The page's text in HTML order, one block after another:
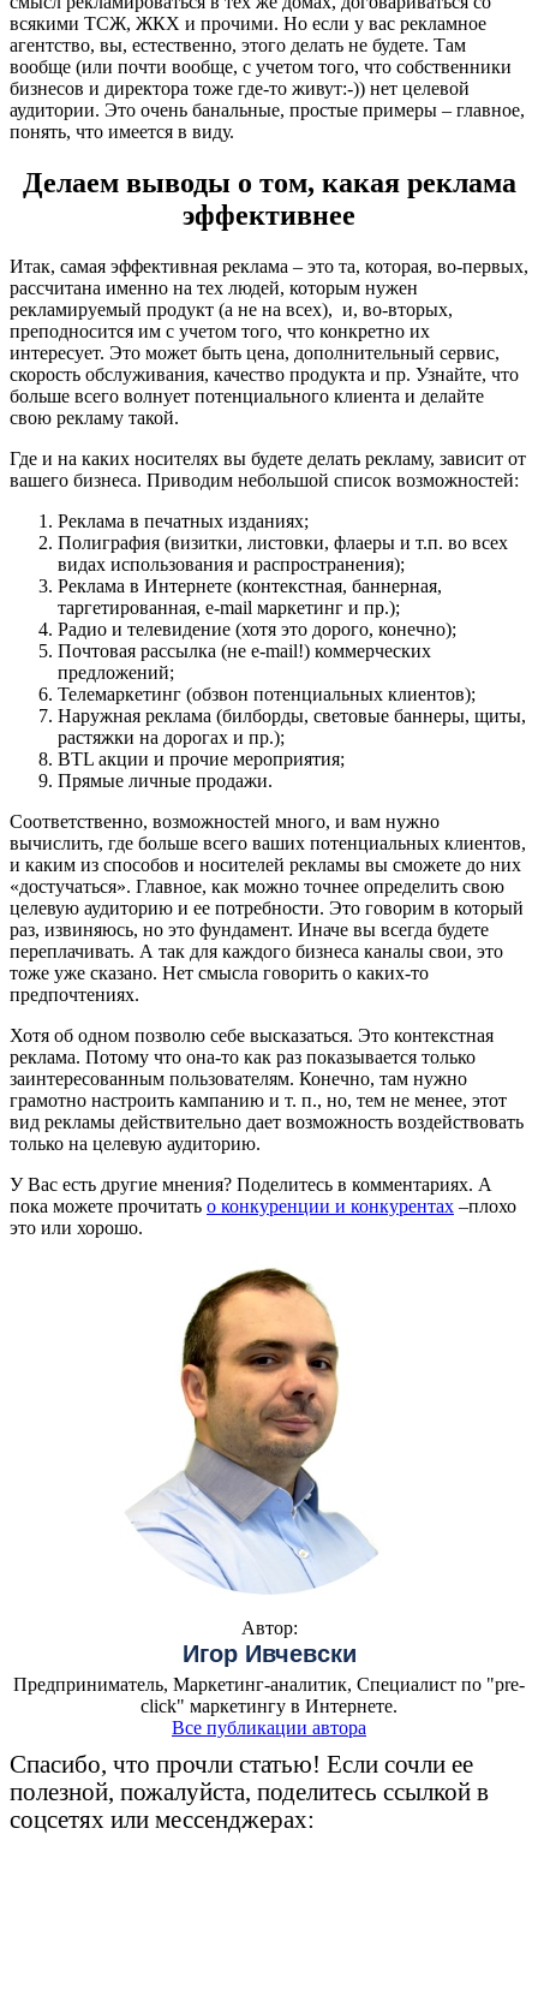
всякими ТСЖ, ЖКХ и прочими. Но если у вас рекламное
агентство, вы, естественно, этого делать не будете. Там
вообще (или почти вообще, с учетом того, что собственники
бизнесов и директора тоже где-то живут:-)) нет целевой
аудитории. Это очень банальные, простые примеры – главное,
понять, что имеется в виду.
Делаем выводы о том, какая реклама
эффективнее
Итак, самая эффективная реклама – это та, которая, во-первых,
рассчитана именно на тех людей, которым нужен
рекламируемый продукт (а не на всех), и, во-вторых,
преподносится им с учетом того, что конкретно их
интересует. Это может быть цена, дополнительный сервис,
скорость обслуживания, качество продукта и пр. Узнайте, что
больше всего волнует потенциального клиента и делайте
свою рекламу такой.
Где и на каких носителях вы будете делать рекламу, зависит от
вашего бизнеса. Приводим небольшой список возможностей:
Реклама в печатных изданиях;
Полиграфия (визитки, листовки, флаеры и т.п. во всех
видах использования и распространения);
Реклама в Интернете (контекстная, баннерная,
таргетированная, e-mail маркетинг и пр.);
Радио и телевидение (хотя это дорого, конечно);
Почтовая рассылка (не e-mail!) коммерческих
предложений;
Телемаркетинг (обзвон потенциальных клиентов);
Наружная реклама (билборды, световые баннеры, щиты,
растяжки на дорогах и пр.);
BTL акции и прочие мероприятия;
Прямые личные продажи.
Соответственно, возможностей много, и вам нужно
вычислить, где больше всего ваших потенциальных клиентов,
и каким из способов и носителей рекламы вы сможете до них
«достучаться». Главное, как можно точнее определить свою
целевую аудиторию и ее потребности. Это говорим в который
раз, извиняюсь, но это фундамент. Иначе вы всегда будете
переплачивать. А так для каждого бизнеса каналы свои, это
тоже уже сказано. Нет смысла говорить о каких-то
предпочтениях.
Хотя об одном позволю себе высказаться. Это контекстная
реклама. Потому что она-то как раз показывается только
заинтересованным пользователям. Конечно, там нужно
грамотно настроить кампанию и т. п., но, тем не менее, этот
вид рекламы действительно дает возможность воздействовать
только на целевую аудиторию.
У Вас есть другие мнения? Поделитесь в комментариях. А
пока можете прочитать о конкуренции и конкурентах –плохо
это или хорошо.
Автор:
Игор Ивчевски
Предприниматель, Маркетинг-аналитик, Специалист по "pre-
click" маркетингу в Интернете.
Все публикации автора
Спасибо, что прочли статью! Если сочли ее
полезной, пожалуйста, поделитесь ссылкой в
соцсетях или мессенджерах: